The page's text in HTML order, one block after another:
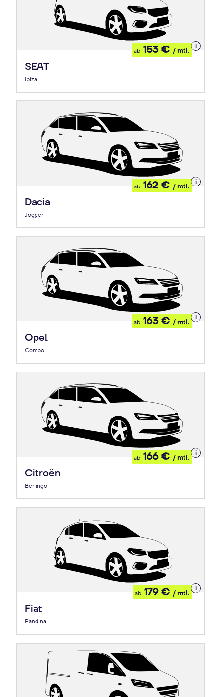
SEAT
Ibiza
ab 153 € / mtl.
Details
zum
Dacia
Jogger
ab 162 € / mtl.
Details
zum
Opel
Combo
ab 163 € / mtl.
Details
zum
Citroën
Berlingo
ab 166 € / mtl.
Details
zum
Fiat
Pandina
ab 179 € / mtl.
Details
zum